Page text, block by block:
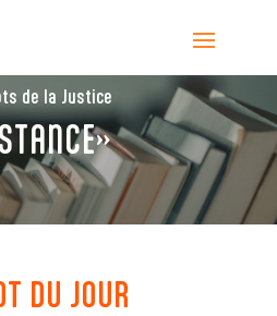
de la Justice
DU JOUR